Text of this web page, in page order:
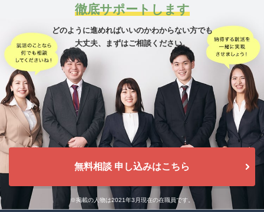
徹底サポートします
どのように進めればいいのかわからない方でも
大丈夫、
まずはご相談ください。
無料相談 申し込みはこちら
※掲載の人物は2021年3月現在の在職員です。